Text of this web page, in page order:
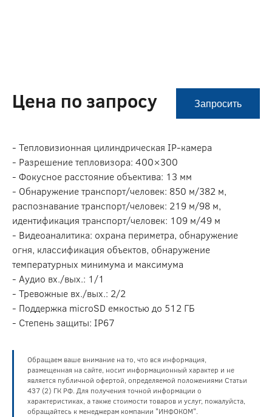
Цена по запросу Запросить
- Тепловизионная цилиндрическая IP-камера
- Разрешение тепловизора: 400×300
- Фокусное расстояние объектива: 13 мм
- Обнаружение транспорт/человек: 850 м/382 м,
распознавание транспорт/человек: 219 м/98 м,
идентификация транспорт/человек: 109 м/49 м
- Видеоаналитика: охрана периметра, обнаружение
огня, классификация объектов, обнаружение
температурных минимума и максимума
- Аудио вх./вых.: 1/1
- Тревожные вх./вых.: 2/2
- Поддержка microSD емкостью до 512 ГБ
- Степень защиты: IP67
Обращаем ваше внимание на то, что вся информация,
размещенная на сайте, носит информационный характер и не
является публичной офертой, определяемой положениями Статьи
437 (2) ГК РФ. Для получения точной информации о
характеристиках, а также стоимости товаров и услуг, пожалуйста,
обращайтесь к менеджерам компании "ИНФОКОМ".